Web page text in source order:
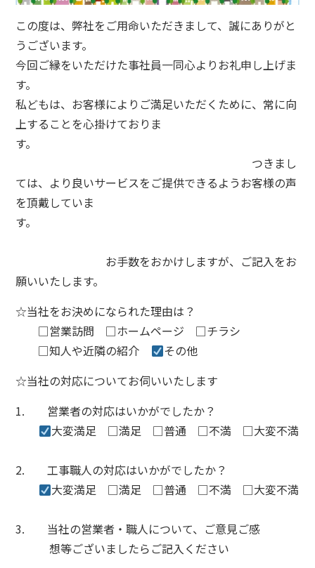
この度は、弊社をご用命いただきまして、誠にありがと
うございます。
今回ご縁をいただけた事社員一同心よりお礼申し上げま
す。
私どもは、お客様によりご満足いただくために、常に向
上することを心掛けておりま
す。
つきまし
ては、より良いサービスをご提供できるようお客様の声
を頂戴していま
す。
お手数をおかけしますが、ご記入をお
願いいたします。
☆当社をお決めになられた理由は？
□営業訪問 □ホームページ □チラシ
□知人や近隣の紹介
その他
☆当社の対応についてお伺いいたします
1. 営業者の対応はいかがでしたか？
大変満足 □満足 □普通 □不満 □大変不満
2. 工事職人の対応はいかがでしたか？
大変満足 □満足 □普通 □不満 □大変不満
3. 当社の営業者・職人について、ご意見ご感
想等ございましたらご記入ください